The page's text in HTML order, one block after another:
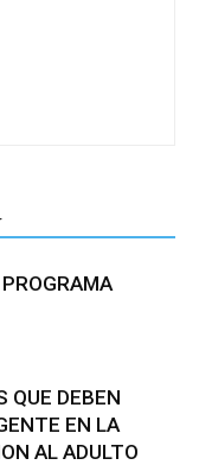
QUE DEBEN
EN LA
AL ADULTO